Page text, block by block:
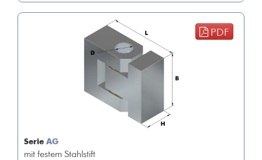
PDF
Serie AG
mit festem Stahlstift